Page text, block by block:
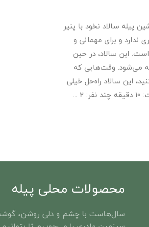
پیله سالاد نخود با پنیر
و برای مهمانی و
این سالاد، در حین
می‌شود. وقت‌هایی که
این سالاد راه‌حل خیلی
محصولات محلی پیله
سال‌هاست با چشم و دلی روشن،